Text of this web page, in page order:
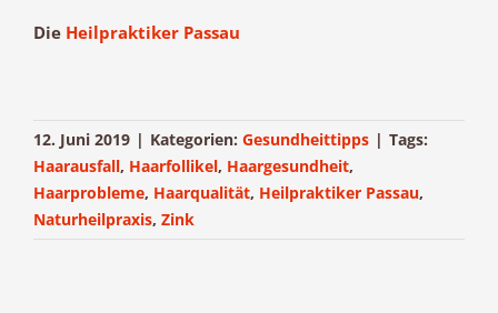
Die Heilpraktiker Passau
12. Juni 2019 | Kategorien: Gesundheittipps | Tags:
Haarausfall, Haarfollikel, Haargesundheit,
Haarprobleme, Haarqualität, Heilpraktiker Passau,
Naturheilpraxis, Zink